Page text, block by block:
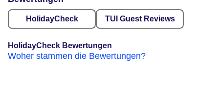
HolidayCheck TUI Guest Reviews
HolidayCheck Bewertungen
Woher stammen die Bewertungen?